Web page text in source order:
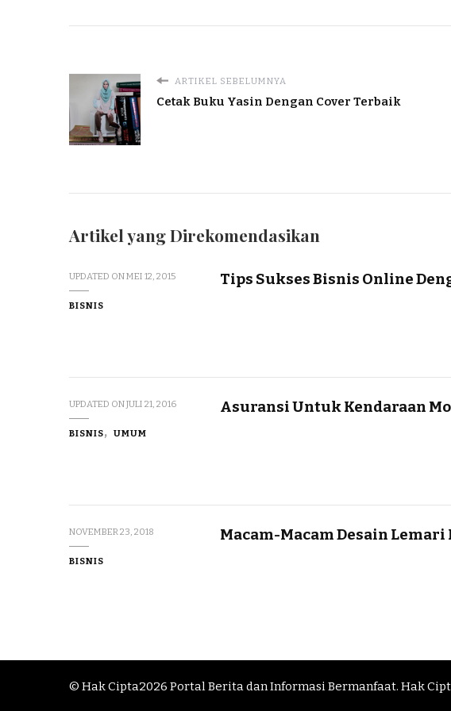
ARTIKEL SEBELUMNYA
Cetak Buku Yasin Dengan Cover Terbaik
Artikel yang Direkomendasikan
UPDATED ONMEI 12, 2015
BISNIS
Tips Sukses Bisnis Online
UPDATED ONJULI 21, 2016
BISNIS UMUM
Asuransi Untuk Kendaraan
NOVEMBER 23, 2018
BISNIS
Macam-Macam Desain
© Hak Cipta2026 Portal Berita dan Informasi Bermanfaat. Hak